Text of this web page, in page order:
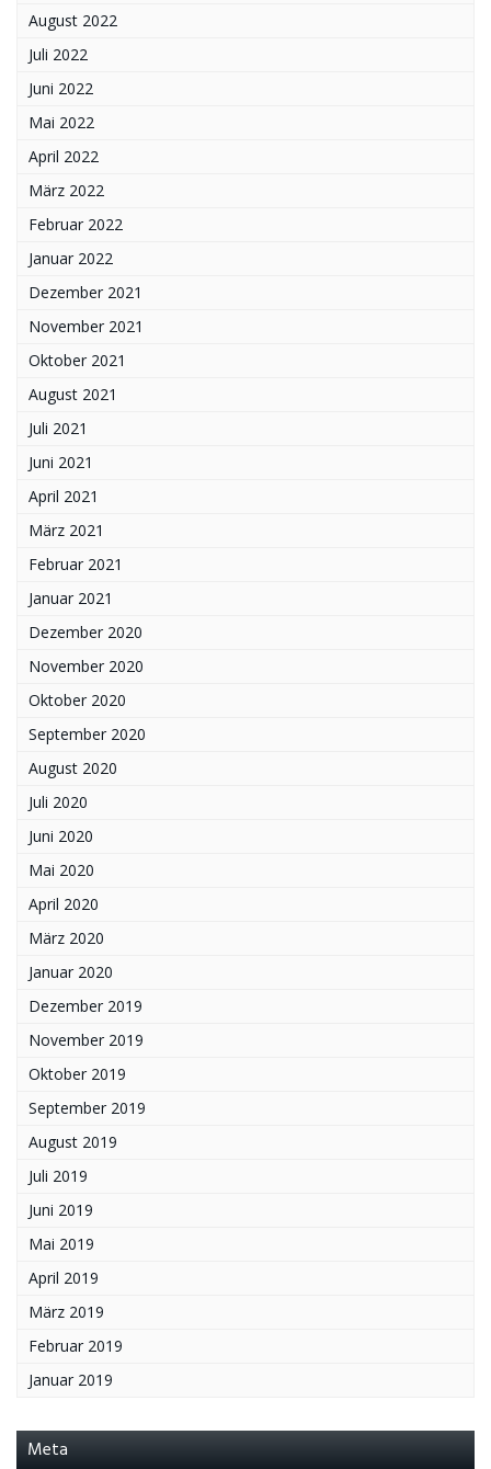
August 2022
Juli 2022
Juni 2022
Mai 2022
April 2022
März 2022
Februar 2022
Januar 2022
Dezember 2021
November 2021
Oktober 2021
August 2021
Juli 2021
Juni 2021
April 2021
März 2021
Februar 2021
Januar 2021
Dezember 2020
November 2020
Oktober 2020
September 2020
August 2020
Juli 2020
Juni 2020
Mai 2020
April 2020
März 2020
Januar 2020
Dezember 2019
November 2019
Oktober 2019
September 2019
August 2019
Juli 2019
Juni 2019
Mai 2019
April 2019
März 2019
Februar 2019
Januar 2019
Meta